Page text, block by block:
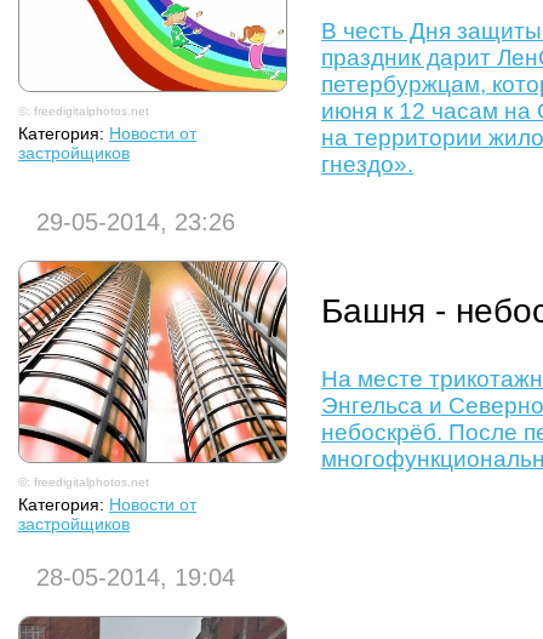
©: freedigitalphotos.net
Категория: Новости от
застройщиков
В честь Дня
праздник дарит
петербуржцам,
июня к 12 часам на
на территории
гнездо».
29-05-2014, 23:26
©: freedigitalphotos.net
Категория: Новости от
застройщиков
Башня -
На месте
Энгельса и
небоскрёб. После
28-05-2014, 19:04